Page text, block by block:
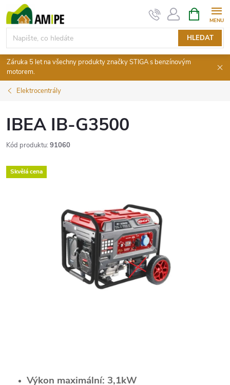
na
obsah
HLEDAT
NÁKUPNÍ
KOŠÍK
Záruka 5 let na všechny produkty značky STIGA s benzínovým
motorem.
Elektrocentrály
IBEA IB-G3500
Kód produktu: 91060
Skvělá cena
Výkon maximální: 3,1kW